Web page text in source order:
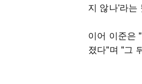
지 않나'라는
이어 이준은
졌다"며 "그